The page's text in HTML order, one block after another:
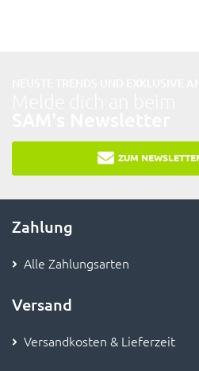
ZUM
Zahlung
Alle Zahlungsarten
Versand
Versandkosten & Lieferzeit